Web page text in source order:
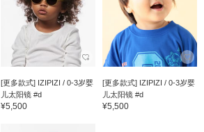
[更多款式] IZIPIZI / 0-3岁婴
儿太阳镜 #d
¥5,500
[更多款式] IZIPIZI / 0-3岁婴
儿太阳镜 #d
¥5,500